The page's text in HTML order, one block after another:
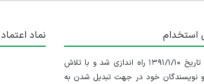
استخدام
سایت ایران استخدام در تاریخ ۱۳۹۱/۱/۱۰ راه اندازی شد و با تلاش
و نویسندگان خود در جهت تبدیل شدن به
نماد